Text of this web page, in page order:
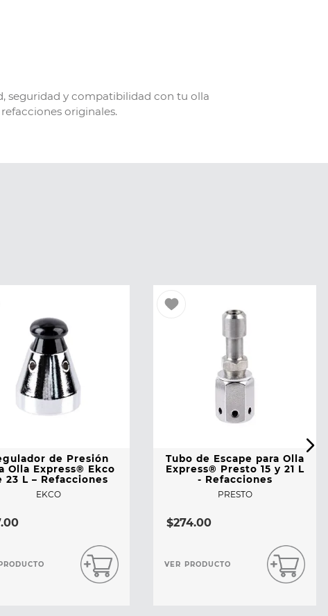
seguridad y compatibilidad con tu olla
originales.
de Presión
Olla Express® Ekco
23 L – Refacciones
EKCO
.00
Tubo de Escape para Olla
Express® Presto 15 y 21 L
- Refacciones
PRESTO
$274.00
VER PRODUCTO